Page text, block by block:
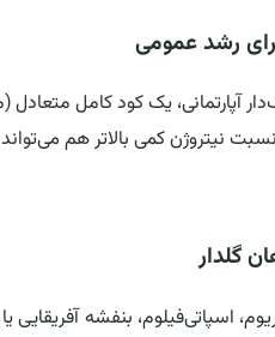
نیتروژن کمی بالاتر هم
گلدار
اسپاتی‌فیلوم، بنفشه